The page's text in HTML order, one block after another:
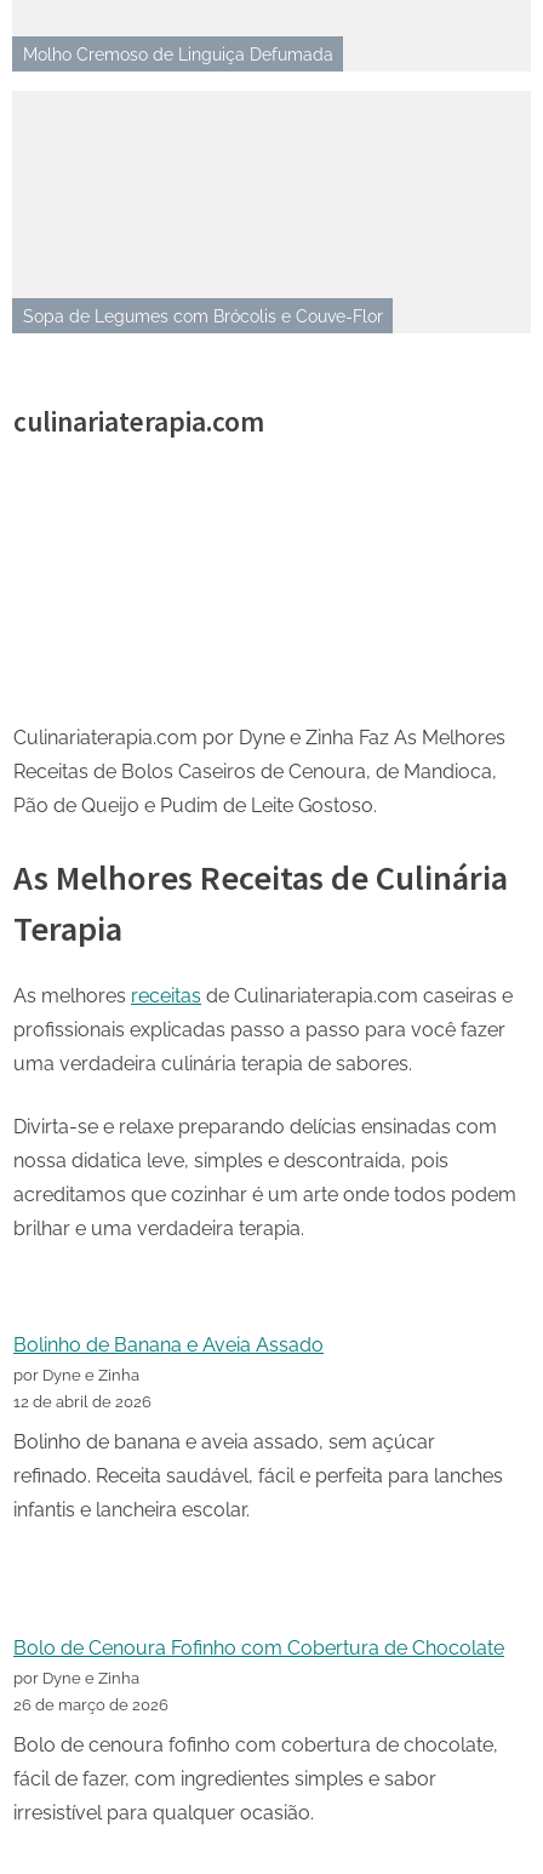
Molho Cremoso de Linguiça Defumada
Sopa de Legumes com Brócolis e Couve-Flor
culinariaterapia.com
on
X
Culinariaterapia.com por Dyne e Zinha Faz As Melhores
Receitas de Bolos Caseiros de Cenoura, de Mandioca,
Pão de Queijo e Pudim de Leite Gostoso.
As Melhores Receitas de Culinária
Terapia
As melhores receitas de Culinariaterapia.com caseiras e
profissionais explicadas passo a passo para você fazer
uma verdadeira culinária terapia de sabores.
Divirta-se e relaxe preparando delícias ensinadas com
nossa didatica leve, simples e descontraida, pois
acreditamos que cozinhar é um arte onde todos podem
brilhar e uma verdadeira terapia.
Bolinho de Banana e Aveia Assado
por Dyne e Zinha
12 de abril de 2026
Bolinho de banana e aveia assado, sem açúcar
refinado. Receita saudável, fácil e perfeita para lanches
infantis e lancheira escolar.
Bolo de Cenoura Fofinho com Cobertura de Chocolate
por Dyne e Zinha
26 de março de 2026
Bolo de cenoura fofinho com cobertura de chocolate,
fácil de fazer, com ingredientes simples e sabor
irresistível para qualquer ocasião.